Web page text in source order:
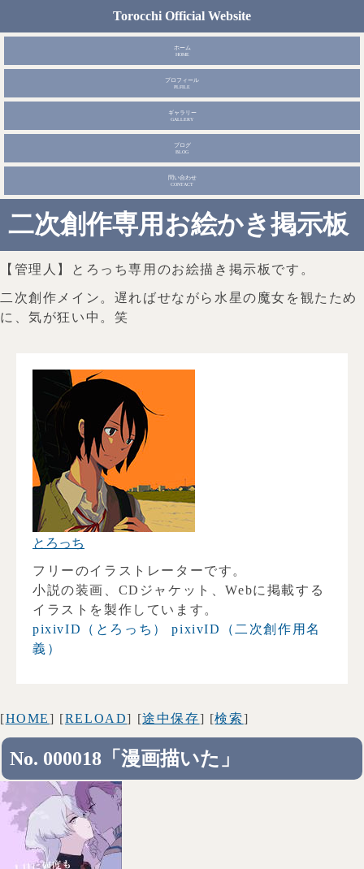
Torocchi Official Website
ホーム
HOME
プロフィール
PLFILE
ギャラリー
GALLERY
ブログ
BLOG
問い合わせ
CONTACT
二次創作専用お絵かき掲示板
【管理人】とろっち専用のお絵描き掲示板です。
二次創作メイン。遅ればせながら水星の魔女を観たため
に、気が狂い中。笑
とろっち
フリーのイラストレーターです。
小説の装画、CDジャケット、Webに掲載する
イラストを製作しています。
pixivID（とろっち）
pixivID（二次創作用名
義）
[HOME] [RELOAD] [途中保存] [検索]
No. 000018「漫画描いた」